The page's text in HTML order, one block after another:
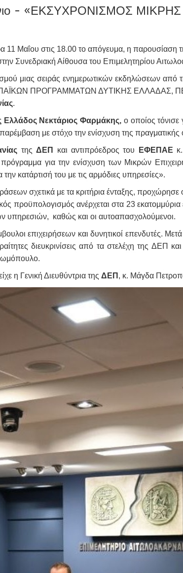
- «ΕΚΣΥΧΡΟΝΙΣΜΟΣ
11 Μαΐου στις 18.00 το απόγευμα, η
Συνεδριακή Αίθουσα του Επιμελητηρίου
μιας σειράς ενημερωτικών εκδηλώσεων από
ΠΡΟΓΡΑΜΜΑΤΩΝ ΔΥΤΙΚΗΣ
.
Ελλάδος Νεκτάριος Φαρμάκης, ο οποίος
με στόχο την ενίσχυση της
τηςΔΕΠ και αντιπρόεδρος του ΕΦΕΠΑΕ κ.
πρόγραμμα για την ενίσχυση των Μικρών
κατάρτισή του με τις αρμόδιες υπηρεσίες».
σχετικά με τα κριτήρια ένταξης,
προϋπολογισμός ανέρχεται στα 23 εκατομμύρια
υπηρεσιών, καθώς και οι αυτοαπασχολούμενοι.
επιχειρήσεων και δυνητικοί επενδυτές.
διευκρινίσεις από τα στελέχη της ΔΕΠ
η Γενική Διευθύντρια της ΔΕΠ , κ. Μάγδα